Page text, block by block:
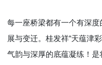
每一座桥梁都有一个有深
展与变迁。桂发祥“天蕴津
气韵与深厚的底蕴凝练！